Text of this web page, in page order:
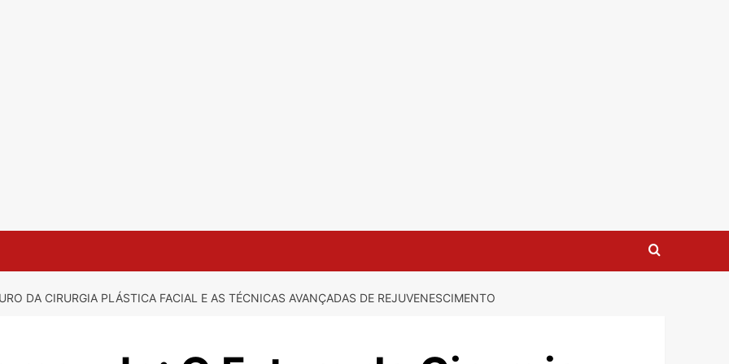
DA CIRURGIA PLÁSTICA FACIAL E AS TÉCNICAS AVANÇADAS DE REJUVENESCIMENTO